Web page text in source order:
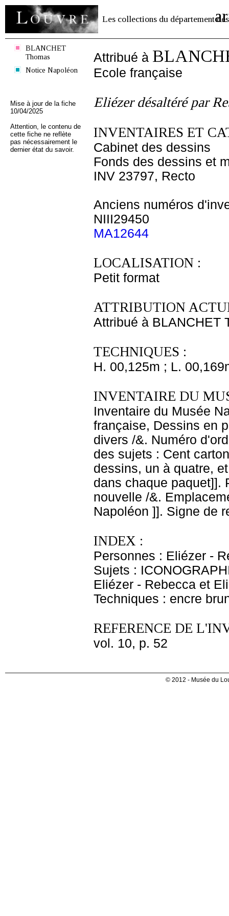
Les collections du département des
BLANCHET
Thomas
Notice Napoléon
Mise à jour de la fiche
10/04/2025
Attention, le contenu de
cette fiche ne reflète
pas nécessairement le
dernier état du savoir.
Attribué à
Ecole française
Eliézer désaltéré par
INVENTAIRES ET
Cabinet des dessins
Fonds des dessins et
INV 23797, Recto
Anciens numéros
NIII29450
MA12644
LOCALISATION :
Petit format
ATTRIBUTION
Attribué à BLANCHET
TECHNIQUES :
H. 00,125m ; L.
INVENTAIRE DU
Inventaire du Musée
française, Dessins en
divers /&. Numéro
des sujets : Cent
dessins, un à quatre,
dans chaque paquet]].
nouvelle /&.
Napoléon ]]. Signe de
INDEX :
Personnes : Eliézer -
Sujets :
Eliézer - Rebecca et
Techniques : encre
REFERENCE DE
vol. 10, p. 52
© 2012 - Musée du